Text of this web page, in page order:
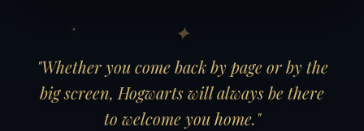
"Whether you come back by page or by the
big screen, Hogwarts will always be there
to welcome you home."